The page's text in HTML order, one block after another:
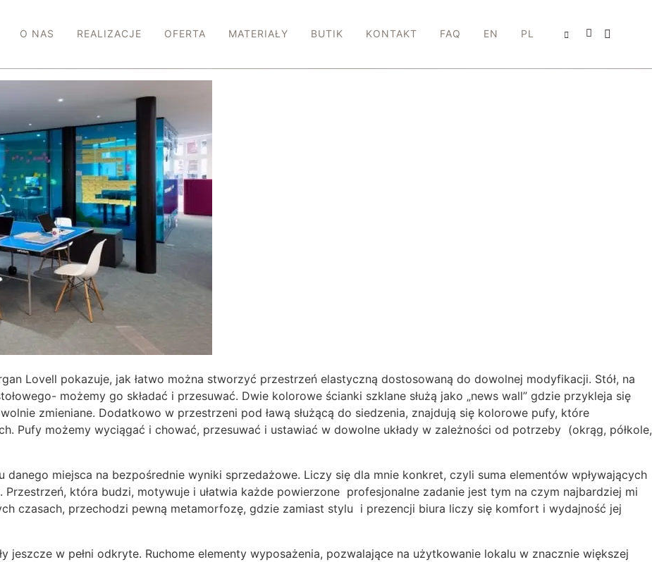
O NAS REALIZACJE OFERTA MATERIAŁY BUTIK KONTAKT FAQ EN PL
Lovell pokazuje, jak łatwo można stworzyć przestrzeń elastyczną dostosowaną do dowolnej modyfikacji. Stół, na
możemy go składać i przesuwać. Dwie kolorowe ścianki szklane służą jako „news wall” gdzie przykleja się
zmieniane. Dodatkowo w przestrzeni pod ławą służącą do siedzenia, znajdują się kolorowe pufy, które
Pufy możemy wyciągać i chować, przesuwać i ustawiać w dowolne układy w zależności od potrzeby (okrąg, półkole,
danego miejsca na bezpośrednie wyniki sprzedażowe. Liczy się dla mnie konkret, czyli suma elementów wpływających
która budzi, motywuje i ułatwia każde powierzone profesjonalne zadanie jest tym na czym najbardziej mi
czasach, przechodzi pewną metamorfozę, gdzie zamiast stylu i prezencji biura liczy się komfort i wydajność jej
jeszcze w pełni odkryte. Ruchome elementy wyposażenia, pozwalające na użytkowanie lokalu w znacznie większej